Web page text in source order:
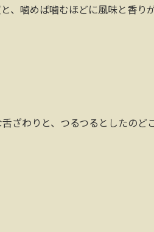
、噛めば噛むほどに風味と香り
ざわりと、つるつるとしたのど